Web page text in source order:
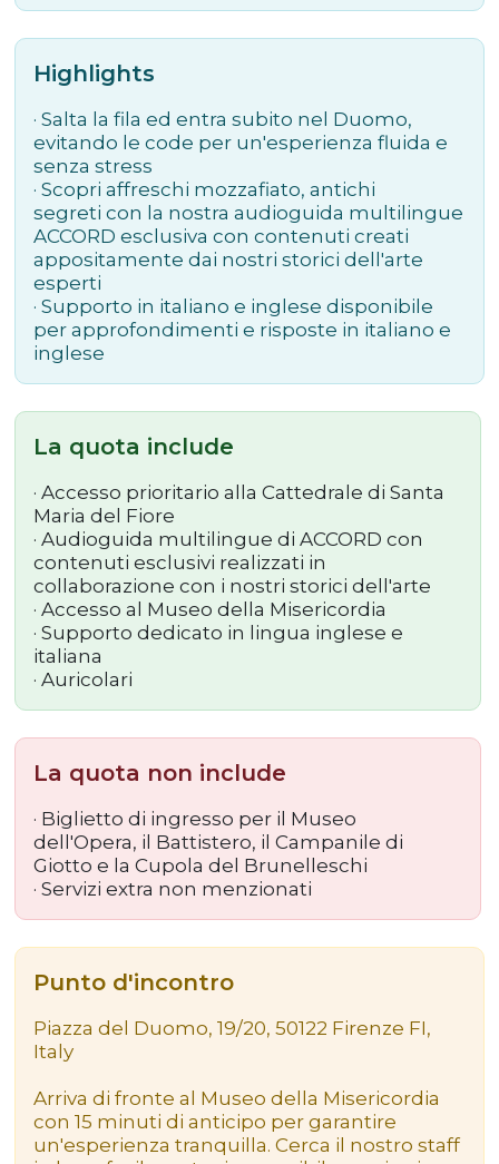
Highlights
· Salta la fila ed entra subito nel Duomo,
evitando le code per un'esperienza fluida e
senza stress
· Scopri affreschi mozzafiato, antichi
segreti con la nostra audioguida multilingue
ACCORD esclusiva con contenuti creati
appositamente dai nostri storici dell'arte
esperti
· Supporto in italiano e inglese disponibile
per approfondimenti e risposte in italiano e
inglese
La quota include
·Accesso prioritario alla Cattedrale di Santa
Maria del Fiore
·Audioguida multilingue di ACCORD con
contenuti esclusivi realizzati in
collaborazione con i nostri storici dell'arte
·Accesso al Museo della Misericordia
·Supporto dedicato in lingua inglese e
italiana
· Auricolari
La quota non include
· Biglietto di ingresso per il Museo
dell'Opera, il Battistero, il Campanile di
Giotto e la Cupola del Brunelleschi
· Servizi extra non menzionati
Punto d'incontro
Piazza del Duomo, 19/20, 50122 Firenze FI,
Italy
Arriva di fronte al Museo della Misericordia
con 15 minuti di anticipo per garantire
un'esperienza tranquilla. Cerca il nostro staff